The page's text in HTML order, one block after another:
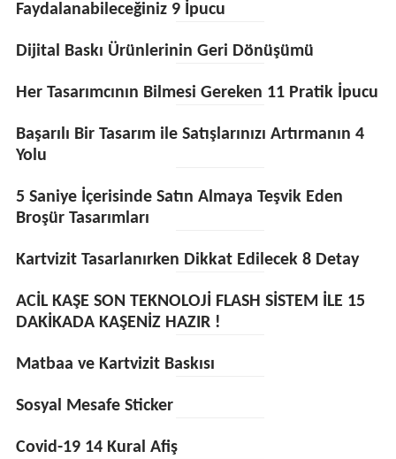
Faydalanabileceğiniz 9 İpucu
Dijital Baskı Ürünlerinin Geri Dönüşümü
Her Tasarımcının Bilmesi Gereken 11 Pratik İpucu
Başarılı Bir Tasarım ile Satışlarınızı Artırmanın 4
Yolu
5 Saniye İçerisinde Satın Almaya Teşvik Eden
Broşür Tasarımları
Kartvizit Tasarlanırken Dikkat Edilecek 8 Detay
ACİL KAŞE SON TEKNOLOJİ FLASH SİSTEM İLE 15
DAKİKADA KAŞENİZ HAZIR !
Matbaa ve Kartvizit Baskısı
Sosyal Mesafe Sticker
Covid-19 14 Kural Afiş